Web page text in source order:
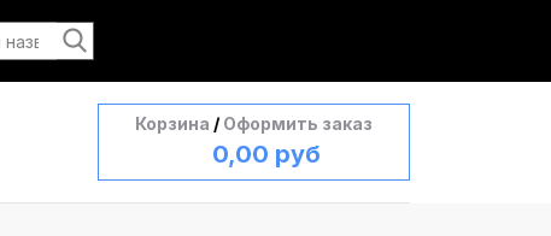
Корзина / Оформить заказ
0,00 руб